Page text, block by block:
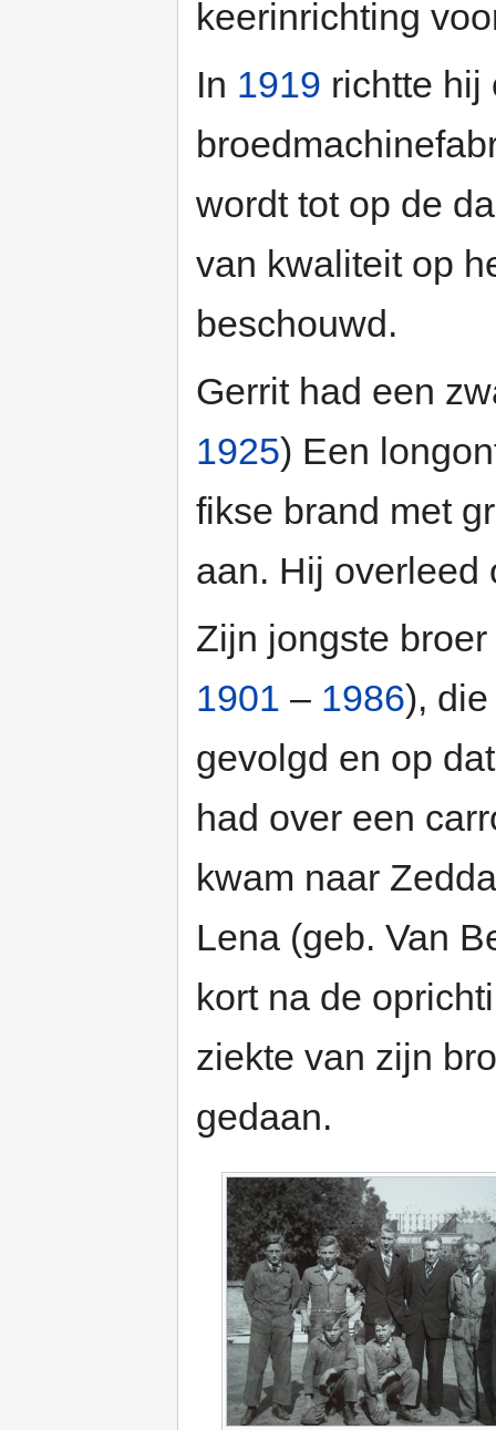
keerinrichting
In 1919 richtte hij
wordt tot op de
van kwaliteit op
beschouwd.
Gerrit had een
1925) Een
fikse brand met
aan. Hij
Zijn jongste
1901 – 1986),
gevolgd en op
had over een
kwam naar
Lena (geb. Van
kort na de
ziekte van zijn
gedaan.